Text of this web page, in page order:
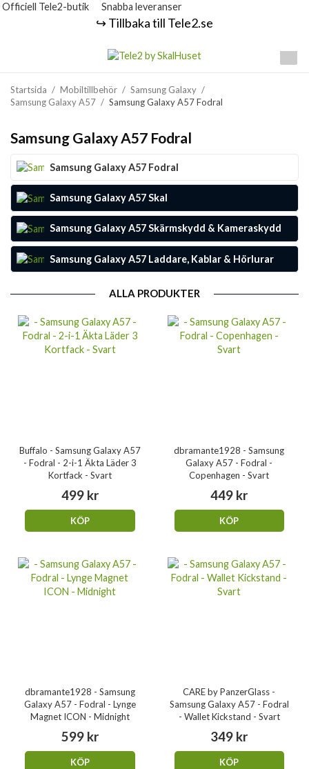
Officiell Tele2-butik Snabba leveranser
↪️ Tillbaka till Tele2.se
Startsida / Mobiltillbehör / Samsung Galaxy /
Samsung Galaxy A57 / Samsung Galaxy A57 Fodral
Samsung Galaxy A57 Fodral
Samsung Galaxy A57 Fodral
Samsung Galaxy A57 Skal
Samsung Galaxy A57 Skärmskydd & Kameraskydd
Samsung Galaxy A57 Laddare, Kablar & Hörlurar
ALLA PRODUKTER
Buffalo - Samsung Galaxy A57
- Fodral - 2-i-1 Äkta Läder 3
Kortfack - Svart
499 kr
KÖP
dbramante1928 - Samsung
Galaxy A57 - Fodral -
Copenhagen - Svart
449 kr
KÖP
dbramante1928 - Samsung
Galaxy A57 - Fodral - Lynge
Magnet ICON - Midnight
599 kr
KÖP
CARE by PanzerGlass -
Samsung Galaxy A57 - Fodral
- Wallet Kickstand - Svart
349 kr
KÖP